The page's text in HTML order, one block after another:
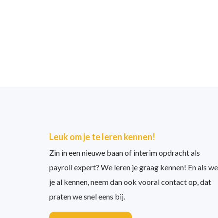
Leuk om je te leren kennen!
Zin in een nieuwe baan of interim opdracht als
payroll expert? We leren je graag kennen! En als we
je al kennen, neem dan ook vooral contact op, dat
praten we snel eens bij.